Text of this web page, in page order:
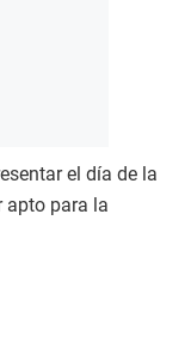
el día de la
apto para la